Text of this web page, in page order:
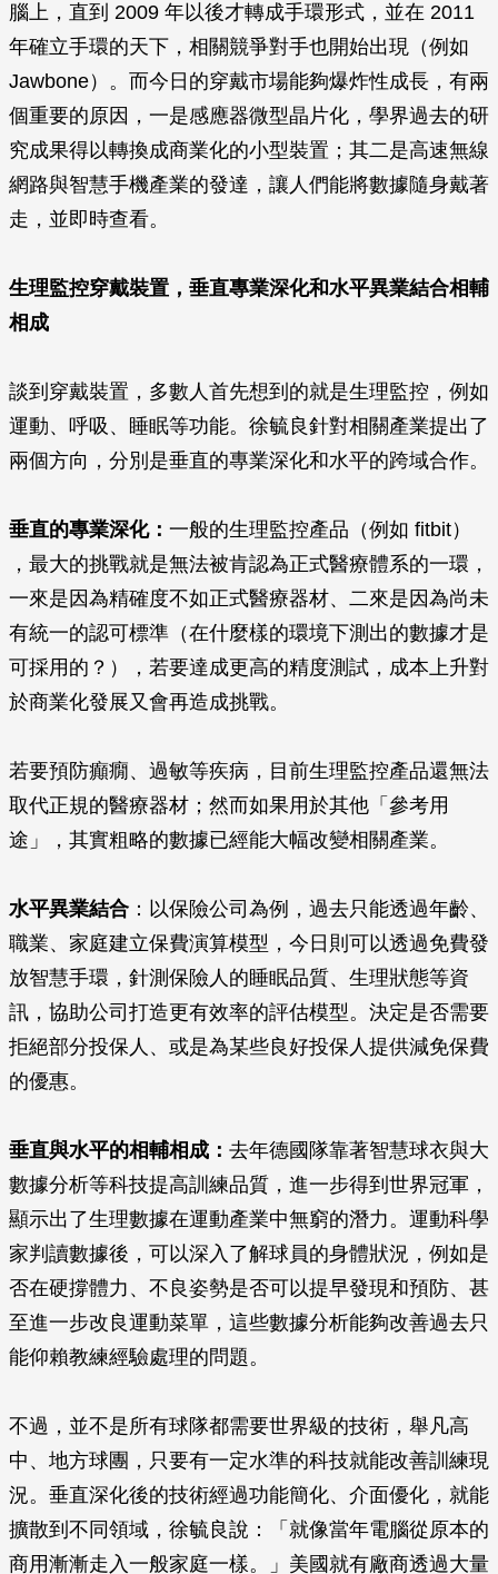
腦上，直到 2009 年以後才轉成手環形式，並在 2011
年確立手環的天下，相關競爭對手也開始出現（例如
Jawbone）。而今日的穿戴市場能夠爆炸性成長，有兩
個重要的原因，一是感應器微型晶片化，學界過去的研
究成果得以轉換成商業化的小型裝置；其二是高速無線
網路與智慧手機產業的發達，讓人們能將數據隨身戴著
走，並即時查看。
生理監控穿戴裝置，垂直專業深化和水平異業結合相輔
相成
談到穿戴裝置，多數人首先想到的就是生理監控，例如
運動、呼吸、睡眠等功能。徐毓良針對相關產業提出了
兩個方向，分別是垂直的專業深化和水平的跨域合作。
垂直的專業深化： 一般的生理監控產品（例如 fitbit）
，最大的挑戰就是無法被肯認為正式醫療體系的一環，
一來是因為精確度不如正式醫療器材、二來是因為尚未
有統一的認可標準（在什麼樣的環境下測出的數據才是
可採用的？），若要達成更高的精度測試，成本上升對
於商業化發展又會再造成挑戰。
若要預防癲癇、過敏等疾病，目前生理監控產品還無法
取代正規的醫療器材；然而如果用於其他「參考用
途」，其實粗略的數據已經能大幅改變相關產業。
水平異業結合 ：以保險公司為例，過去只能透過年齡、
職業、家庭建立保費演算模型，今日則可以透過免費發
放智慧手環，針測保險人的睡眠品質、生理狀態等資
訊，協助公司打造更有效率的評估模型。決定是否需要
拒絕部分投保人、或是為某些良好投保人提供減免保費
的優惠。
垂直與水平的相輔相成： 去年德國隊靠著智慧球衣與大
數據分析等科技提高訓練品質，進一步得到世界冠軍，
顯示出了生理數據在運動產業中無窮的潛力。運動科學
家判讀數據後，可以深入了解球員的身體狀況，例如是
否在硬撐體力、不良姿勢是否可以提早發現和預防、甚
至進一步改良運動菜單，這些數據分析能夠改善過去只
能仰賴教練經驗處理的問題。
不過，並不是所有球隊都需要世界級的技術，舉凡高
中、地方球團，只要有一定水準的科技就能改善訓練現
況。垂直深化後的技術經過功能簡化、介面優化，就能
擴散到不同領域，徐毓良說：「就像當年電腦從原本的
商用漸漸走入一般家庭一樣。」美國就有廠商透過大量